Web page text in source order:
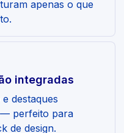
apenas o que
integradas
destaques
— perfeito para
de design.